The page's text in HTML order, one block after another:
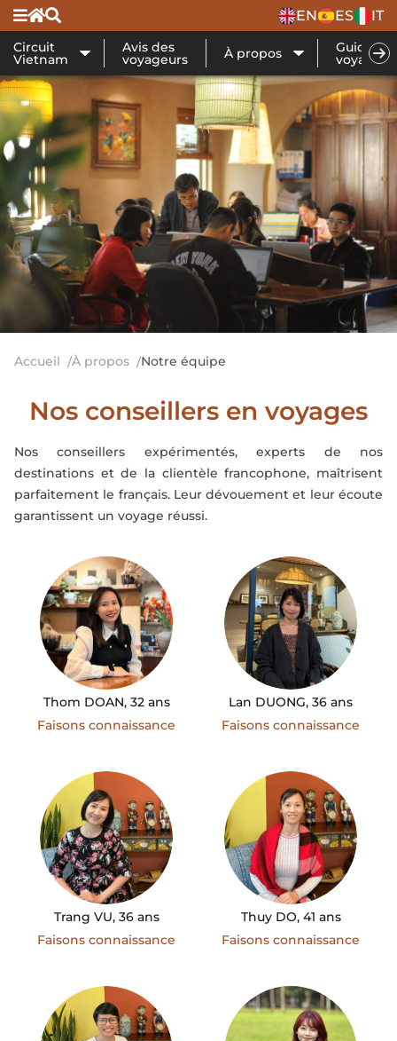
EN ES IT
Circuit
Vietnam
Avis des
voyageurs À propos Guide de
voyage
Accueil À propos Notre équipe
Nos conseillers en voyages
Nos conseillers expérimentés, experts de nos
destinations et de la clientèle francophone, maîtrisent
parfaitement le français. Leur dévouement et leur écoute
garantissent un voyage réussi.
Thom DOAN, 32 ans
Faisons connaissance
Lan DUONG, 36 ans
Faisons connaissance
Trang VU, 36 ans
Faisons connaissance
Thuy DO, 41 ans
Faisons connaissance